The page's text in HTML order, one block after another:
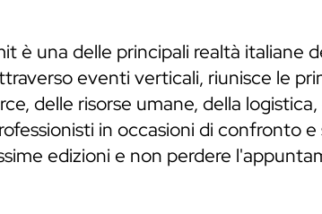
è una delle principali realtà italiane
eventi verticali, riunisce le
delle risorse umane, della
in occasioni di confronto
edizioni e non perdere